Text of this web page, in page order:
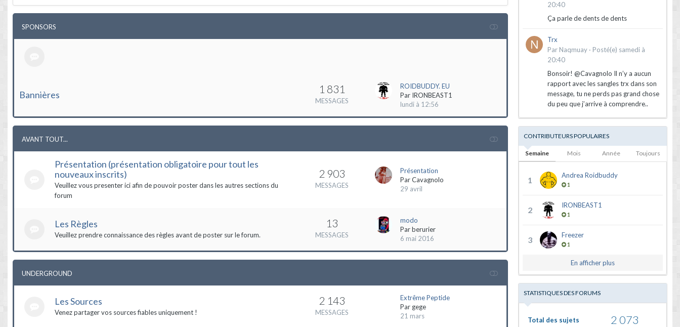
SPONSORS
Bannières 1 831
MESSAGES
ROIDBUDDY. EU
Par IRONBEAST1
lundi à 12:56
AVANT TOUT...
Présentation (présentation obligatoire pour tout les
nouveaux inscrits)
Veuillez vous presenter ici afin de pouvoir poster dans les autres sections du
forum
2 903
MESSAGES
Présentation
ParCavagnolo
29 avril
Les Règles
Veuillez prendre connaissance des règles avant de poster sur le forum.
13
MESSAGES
modo
Parberurier
6 mai 2016
UNDERGROUND
Les Sources
Venez partager vos sources fiables uniquement !
2 143
MESSAGES
Extrême Peptide
Par gege
21 mars
20:40
Ça parle de dents de dents
Trx
Par Naqmuay · Posté(e) samedi à
20:40
Bonsoir! @Cavagnolo Il n’y a aucun
rapport avec les sangles trx dans son
message, tu ne perds pas grand chose
du peu que j’arrive à comprendre..
CONTRIBUTEURS POPULAIRES
Semaine Mois Année Toujours
1 Andrea Roidbuddy
1
2 IRONBEAST1
1
3 Freezer
1
En afficher plus
STATISTIQUES DES FORUMS
Total des sujets 2 073